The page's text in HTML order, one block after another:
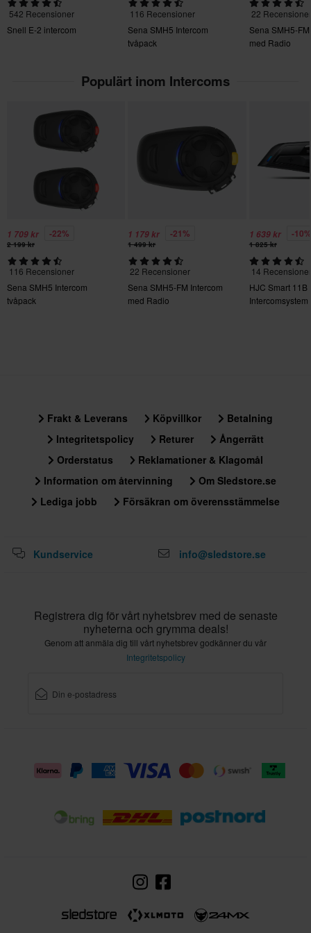
• Inbyggd FM-radio för fristående lyssning
• Handskvänliga kontroller för volym, spår och samtal
• Stöd för röstkommandon för Android och iOS
• Designad för pendling, Touring och gruppkörning
• Stabil prestanda med flera anslutna enheter
Du har rätt att returnera din beställning inom 60 dagar.
Returavgifter tillkommer. *Rätten att returnera gäller inte för
produkter som är personaliserade eller tillverkade på beställning.
542 Recensioner
Snell E-2 intercom
116 Recensioner
Sena SMH5 Intercom
tvåpack
22 Recensioner
Sena SMH5-
med Radio
Populärt inom Intercoms
1 709 kr -22%
2 199 kr
116 Recensioner
Sena SMH5 Intercom
tvåpack
1 179 kr -21%
1 499 kr
22 Recensioner
Sena SMH5-FM Intercom
med Radio
1 639 kr -10%
1 825 kr
14 Recensioner
HJC Smart 11B
Intercomsystem
Frakt & Leverans Köpvillkor
Betalning
Integritetspolicy
Returer
Ångerrätt
Orderstatus
Reklamationer & Klagomål
Information om återvinning
Om Sledstore.se
Lediga jobb
Försäkran om överensstämmelse
Kundservice info@sledstore.se
Registrera dig för vårt nyhetsbrev med de senaste
nyheterna och grymma deals!
Genom att anmäla dig till vårt nyhetsbrev godkänner du vår
Integritetspolicy